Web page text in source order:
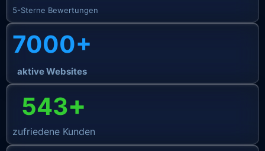
5-Sterne Bewertungen
7000+
aktive Websites
543+
zufriedene Kunden